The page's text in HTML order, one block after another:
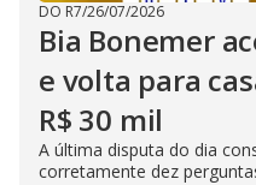
DO R7/26/07/2026
Bia Bonemer
e volta para
R$ 30 mil
A última disputa do dia
corretamente dez